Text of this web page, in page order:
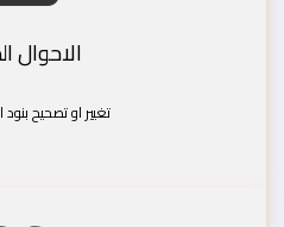
الاحوال
تغيير او تصحيح بنود